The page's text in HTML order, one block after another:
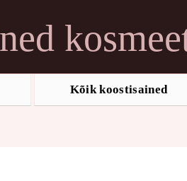
Kõik koostisained